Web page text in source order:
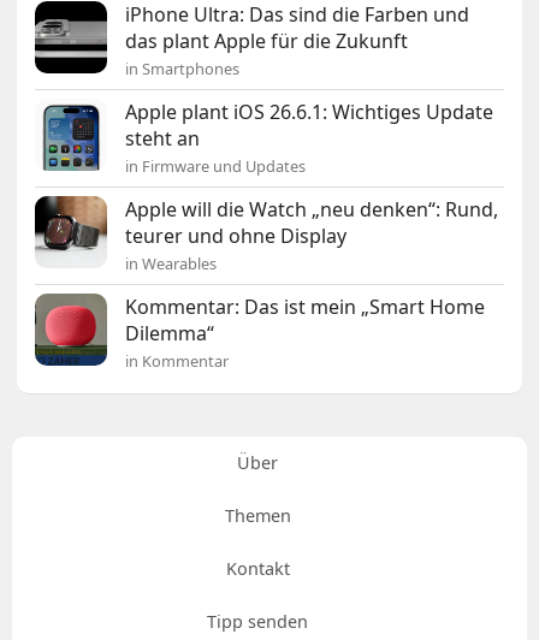
iPhone Ultra: Das sind die Farben und
das plant Apple für die Zukunft
in Smartphones
Apple plant iOS 26.6.1: Wichtiges Update
steht an
in Firmware und Updates
Apple will die Watch „neu denken“: Rund,
teurer und ohne Display
in Wearables
Kommentar: Das ist mein „Smart Home
Dilemma“
in Kommentar
Über
Themen
Kontakt
Tipp senden